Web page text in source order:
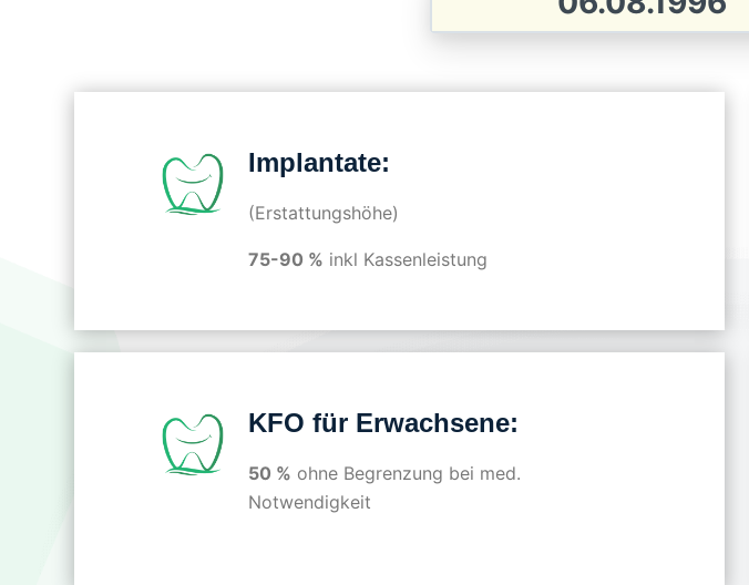
Implantate:
(Erstattungshöhe)
75-90 % inkl Kassenleistung
KFO für Erwachsene:
50 % ohne Begrenzung bei med.
Notwendigkeit